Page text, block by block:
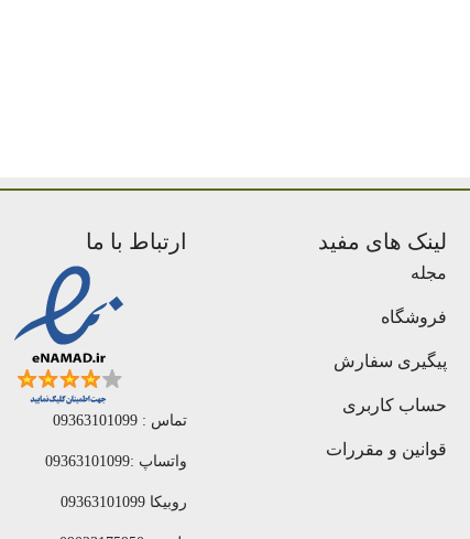
لینک های مفید
مجله
فروشگاه
پیگیری سفارش
حساب کاربری
قوانین و مقررات
ارتباط با ما
تماس : 09363101099
واتساپ :09363101099
روبیکا 09363101099